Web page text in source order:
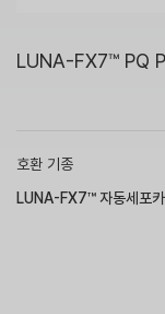
LUNA-FX7™ PQ
호환 기종
LUNA-FX7™ 자동세포카